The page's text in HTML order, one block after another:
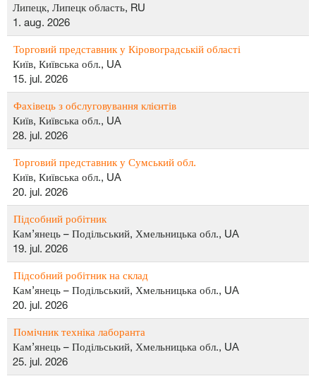
Липецк, Липецк область, RU
1. aug. 2026
Торговий представник у Кіровоградській області
Київ, Київська обл., UA
15. jul. 2026
Фахівець з обслуговування клієнтів
Київ, Київська обл., UA
28. jul. 2026
Торговий представник у Сумський обл.
Київ, Київська обл., UA
20. jul. 2026
Підсобний робітник
Кам’янець – Подільський, Хмельницька обл., UA
19. jul. 2026
Підсобний робітник на склад
Кам’янець – Подільський, Хмельницька обл., UA
20. jul. 2026
Помічник техніка лаборанта
Кам’янець – Подільський, Хмельницька обл., UA
25. jul. 2026